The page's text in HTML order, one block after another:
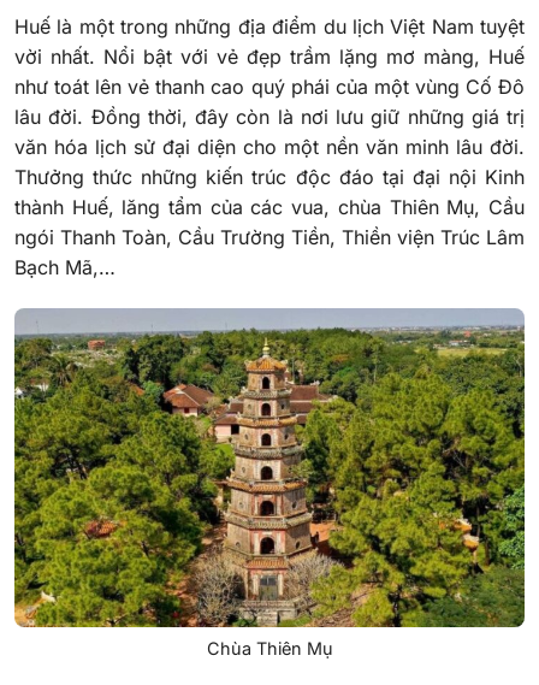
Huế là một trong những địa điểm du lịch Việt Nam tuyệt
vời nhất. Nổi bật với vẻ đẹp trầm lặng mơ màng, Huế
như toát lên vẻ thanh cao quý phái của một vùng Cố Đô
lâu đời. Đồng thời, đây còn là nơi lưu giữ những giá trị
văn hóa lịch sử đại diện cho một nền văn minh lâu đời.
Thưởng thức những kiến trúc độc đáo tại đại nội Kinh
thành Huế, lăng tẩm của các vua, chùa Thiên Mụ, Cầu
ngói Thanh Toàn, Cầu Trường Tiền, Thiền viện Trúc Lâm
Bạch Mã,…
Chùa Thiên Mụ